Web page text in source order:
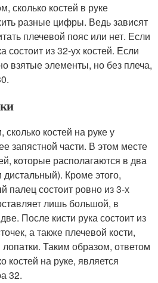
сколько костей в руке
разные цифры. Ведь зависят
плечевой пояс или нет. Если
состоит из 32-ух костей. Если
взятые элементы, но без плеча,
костей на руке у
запястной части. В этом месте
которые располагаются в два
Кроме этого,
палец состоит ровно из 3-х
лишь большой, в
После кисти рука состоит из
а также плечевой кости,
Таким образом, ответом
костей на руке, является
32.